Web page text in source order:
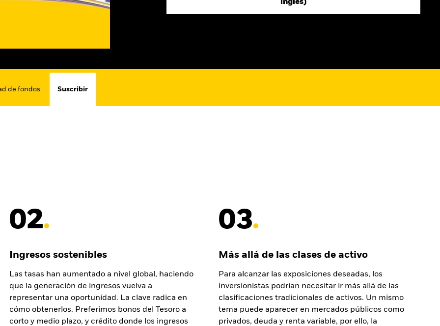
inglés)
de fondos Suscribir
02
Ingresos sostenibles
Las tasas han aumentado a nivel global, haciendo
que la generación de ingresos vuelva a
representar una oportunidad. La clave radica en
cómo obtenerlos. Preferimos bonos del Tesoro a
corto y medio plazo, y crédito donde los ingresos
03
Más allá de las clases de activo
Para alcanzar las exposiciones deseadas, los
inversionistas podrían necesitar ir más allá de las
clasificaciones tradicionales de activos. Un mismo
tema puede aparecer en mercados públicos como
privados, deuda y renta variable, por ello, la